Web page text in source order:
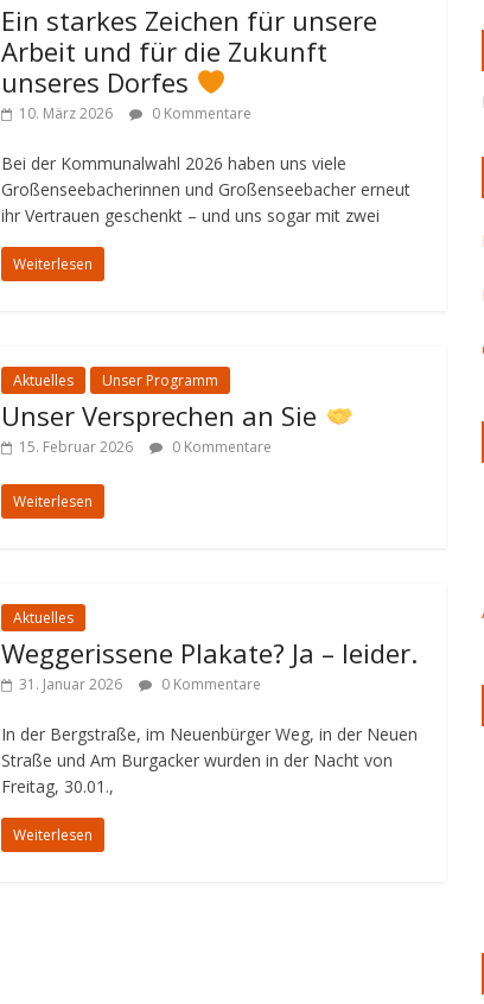
Ein starkes Zeichen für unsere
Arbeit und für die Zukunft
unseres Dorfes
10. März 2026 0 Kommentare
Bei der Kommunalwahl 2026 haben uns viele
Großenseebacherinnen und Großenseebacher erneut
ihr Vertrauen geschenkt – und uns sogar mit zwei
Weiterlesen
Aktuelles Unser Programm
Unser Versprechen an Sie
15. Februar 2026 0 Kommentare
Weiterlesen
Aktuelles
Weggerissene Plakate? Ja – leider.
31. Januar 2026 0 Kommentare
In der Bergstraße, im Neuenbürger Weg, in der Neuen
Straße und Am Burgacker wurden in der Nacht von
Freitag, 30.01.,
Weiterlesen